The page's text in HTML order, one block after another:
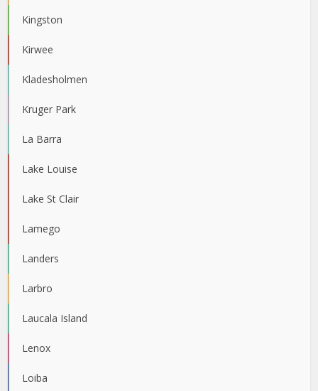
Kingston
Kirwee
Kladesholmen
Kruger Park
La Barra
Lake Louise
Lake St Clair
Lamego
Landers
Larbro
Laucala Island
Lenox
Loiba